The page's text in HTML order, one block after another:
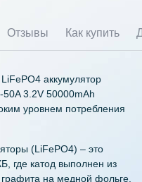
Отзывы Как купить
аккумулятор
3.2V 50000mAh
уровнем потребления
(LiFePO4) – это
где катод выполнен из
на медной фольге.